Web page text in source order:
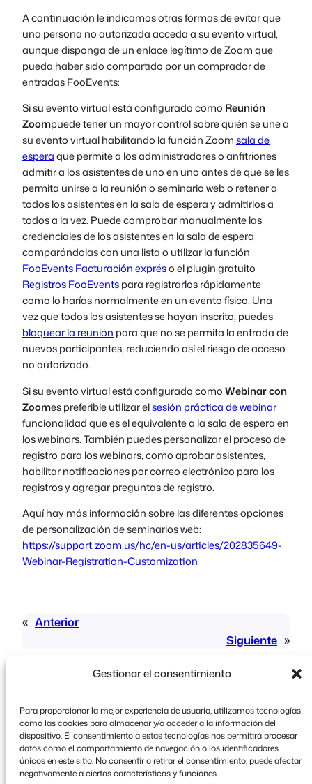
Gestionar el consentimiento
Para proporcionar la mejor experiencia de usuario, utilizamos tecnologías
como las cookies para almacenar y/o acceder a la información del
dispositivo. El consentimiento a estas tecnologías nos permitirá procesar
datos como el comportamiento de navegación o los identificadores
únicos en este sitio. No consentir o retirar el consentimiento, puede afectar
negativamente a ciertas características y funciones.
A continuación le indicamos otras formas de evitar que
una persona no autorizada acceda a su evento virtual,
aunque disponga de un enlace legítimo de Zoom que
pueda haber sido compartido por un comprador de
entradas FooEvents:
Si su evento virtual está configurado como Reunión
Zoompuede tener un mayor control sobre quién se une a
su evento virtual habilitando la función Zoomsala de
esperaque permite a los administradores o anfitriones
admitir a los asistentes de uno en uno antes de que se les
permita unirse a la reunión o seminario web o retener a
todos los asistentes en la sala de espera y admitirlos a
todos a la vez. Puede comprobar manualmente las
credenciales de los asistentes en la sala de espera
comparándolas con una lista o utilizar la función
FooEvents Facturación expréso el plugin gratuito
Registros FooEventspara registrarlos rápidamente
como lo harías normalmente en un evento físico. Una
vez que todos los asistentes se hayan inscrito, puedes
bloquear la reunión para que no se permita la entrada de
nuevos participantes, reduciendo así el riesgo de acceso
no autorizado.
Si su evento virtual está configurado comoWebinar con
Zoomes preferible utilizar elsesión práctica de webinar
funcionalidad que es el equivalente a la sala de espera en
los webinars. También puedes personalizar el proceso de
registro para los webinars, como aprobar asistentes,
habilitar notificaciones por correo electrónico para los
registros y agregar preguntas de registro.
Aquí hay más información sobre las diferentes opciones
de personalización de seminarios web:
https://support.zoom.us/hc/en-us/articles/202835649-
Webinar-Registration-Customization
« Anterior
Siguiente »
Copyright © 2026 FooEvents. Todos los derechos
reservados.